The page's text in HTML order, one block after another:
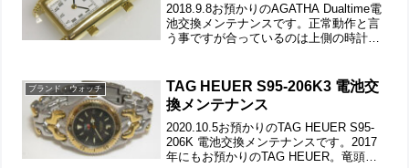
2018.9.8お預かりのAGATHA Dualtime電
池交換メンテナンスです。正常動作と言
う事ですが合っているのは上側の時計だ
ているのかが分からない。デュアル・ウ
ォ...
ブランド・ウォッチ
TAG HEUER S95-206K3 電池交
換メンテナンス
2020.10.5お預かりのTAG HEUER S95-
206K 電池交換メンテナンスです。2017
年にもお預かりのTAG HEUER。竜頭の